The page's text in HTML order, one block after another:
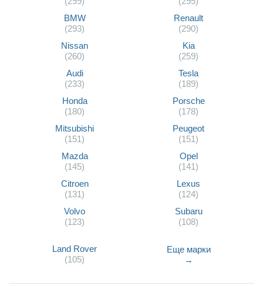
BMW
(293)
Renault
(290)
Nissan
(260)
Kia
(259)
Audi
(233)
Tesla
(189)
Honda
(180)
Porsche
(178)
Mitsubishi
(151)
Peugeot
(151)
Mazda
(145)
Opel
(141)
Citroen
(131)
Lexus
(124)
Volvo
(123)
Subaru
(108)
Land Rover
(105)
Еще марки
→